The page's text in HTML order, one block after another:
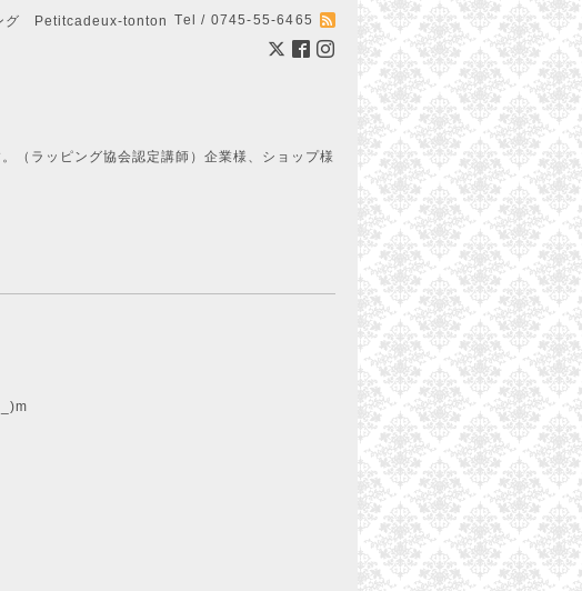
グ Petitcadeux-tonton Tel / 0745-55-6465
（ラッピング協会認定講師）企業様、ショップ様